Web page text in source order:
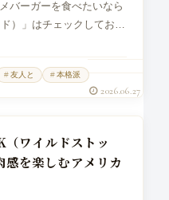
バーガーを食べたいなら
）」はチェックしておき
2026.06.27
友人と 本格派
（ワイルドストッ
を楽しむアメリカ